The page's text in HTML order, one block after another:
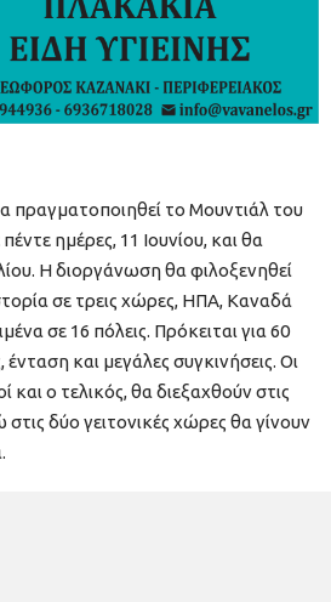
πραγματοποιηθεί το Μουντιάλ του
ημέρες, 11 Ιουνίου, και θα
Η διοργάνωση θα φιλοξενηθεί
σε τρεις χώρες, ΗΠΑ, Καναδά
σε 16 πόλεις. Πρόκειται για 60
και μεγάλες συγκινήσεις. Οι
και ο τελικός, θα διεξαχθούν στις
δύο γειτονικές χώρες θα γίνουν